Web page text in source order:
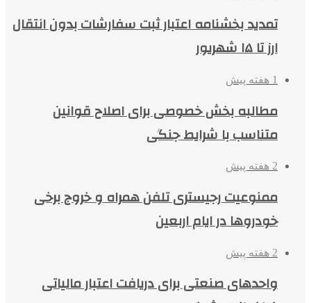
تمدید بخشنامه اعتبار ثبت سفارشات بدون انتقال
ارز تا ۱۵ شهریور
1 هفته پیش
مطالبه بخش خصوصی برای اصلاح قوانین
متناسب با شرایط جنگی
2 هفته پیش
ممنوعیت رجیستری تلفن همراه و خروج برخی
خودروها در ایام اربعین
2 هفته پیش
واحدهای صنعتی برای دریافت اعتبار مالیاتی